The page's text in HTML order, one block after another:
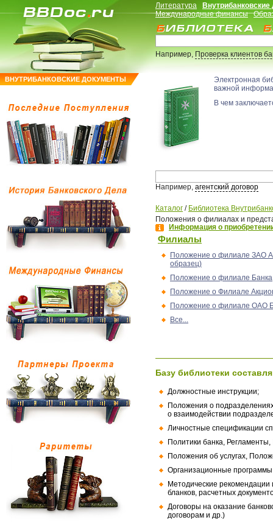
ВНУТРИБАНКОВСКИЕ ДОКУМЕНТЫ
Литература
Международные финансы
Например,Проверка клиентов
Электронная
важной
В чем
Например, агентский договор
Каталог / Библиотека
Положения о филиалах и
Информация о
Филиалы
Положение о филиале ЗАО
образец)
Положение о филиале Банка
Положение о Филиале
Положение о филиале ОАО
Все...
Базу библиотеки
Должностные инструкции;
Положения о
о взаимодействии
Личностные спецификации
Политики банка,
Положения об услугах,
Организационные
Методические
бланков, расчетных
Договоры на оказание
договорам и др.)